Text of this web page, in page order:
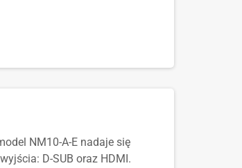
NM10-A-E nadaje się
D-SUB oraz HDMI.